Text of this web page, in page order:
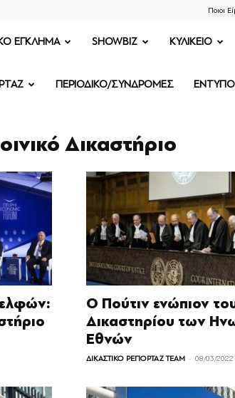
Ποιοι
ΕΓΚΛΗΜΑ SHOWBIZ ΚΥΛΙΚΕΙΟ
ΠΕΡΙΟΔΙΚΟ/ΣΥΝΔΡΟΜΕΣ ΕΝΤΥΠΟ
Δικαστήριο
O Πούτιν ενώπιον
Δικαστηρίου των
Εθνών
ΔΙΚΑΣΤΙΚΟ ΡΕΠΟΡΤΑΖ TEAM - 08/03/2022